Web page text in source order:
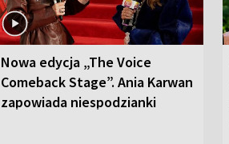
Nowa edycja „The Voice
Comeback Stage”. Ania Karwan
zapowiada niespodzianki